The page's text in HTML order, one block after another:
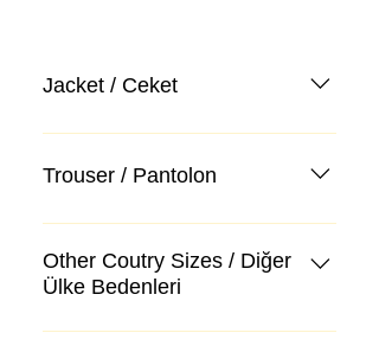
Jacket / Ceket
Trouser / Pantolon
Other Coutry Sizes / Diğer
Ülke Bedenleri